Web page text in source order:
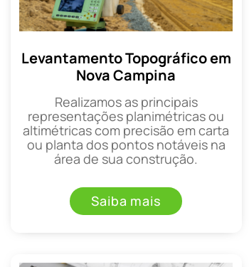
Levantamento Topográfico em
Nova Campina
Realizamos as principais
representações planimétricas ou
altimétricas com precisão em carta
ou planta dos pontos notáveis na
área de sua construção.
Saiba mais